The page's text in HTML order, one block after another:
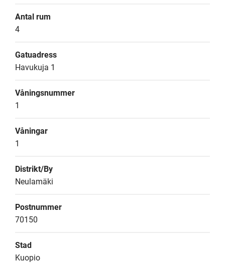
Antal rum
4
Gatuadress
Havukuja 1
Våningsnummer
1
Våningar
1
Distrikt/By
Neulamäki
Postnummer
70150
Stad
Kuopio